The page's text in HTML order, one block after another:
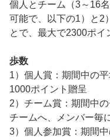
個人とチーム（3～16
可能で、以下の1）と2
とで、最大で2300ポイ
歩数
1）個人賞：期間中の
1000ポイント贈呈
2）チーム賞：期間中
チームへ、メンバー毎
3）個人参加賞：期間